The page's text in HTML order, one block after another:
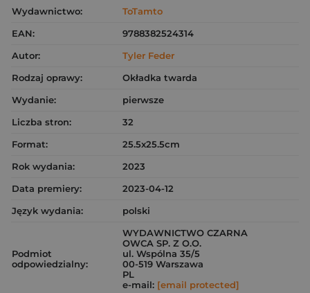
Wydawnictwo:
ToTamto
EAN:
9788382524314
Autor:
Tyler Feder
Rodzaj oprawy:
Okładka twarda
Wydanie:
pierwsze
Liczba stron:
32
Format:
25.5x25.5cm
Rok wydania:
2023
Data premiery:
2023-04-12
Język wydania:
polski
Podmiot
odpowiedzialny:
WYDAWNICTWO CZARNA
OWCA SP. Z O.O.
ul. Wspólna 35/5
00-519 Warszawa
PL
e-mail: [email protected]